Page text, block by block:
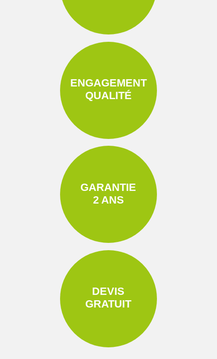
ENGAGEMENT
QUALITÉ
GARANTIE
2 ANS
DEVIS
GRATUIT